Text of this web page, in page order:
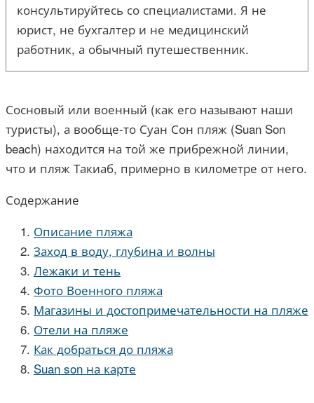
консультируйтесь со специалистами. Я не
юрист, не бухгалтер и не медицинский
работник, а обычный путешественник.
Сосновый или военный (как его называют наши
туристы), а вообще-то Суан Сон пляж (Suan Son
beach) находится на той же прибрежной линии,
что и пляж Такиаб, примерно в километре от него.
Содержание
Описание пляжа
Заход в воду, глубина и волны
Лежаки и тень
Фото Военного пляжа
Магазины и достопримечательности на пляже
Отели на пляже
Как добраться до пляжа
Suan son на карте